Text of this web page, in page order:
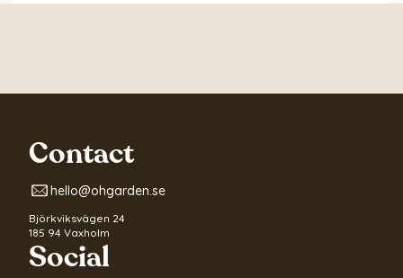
Contact
hello@ohgarden.se
Björkviksvägen 24
185 94 Vaxholm
Social